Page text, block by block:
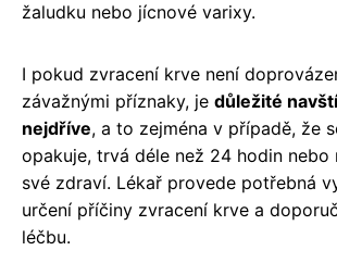
žaludku nebo jícnové varixy.
I pokud zvracení krve není
závažnými příznaky, je důležité
nejdříve, a to zejména v případě, že
opakuje, trvá déle než 24 hodin nebo
své zdraví. Lékař provede potřebná
určení příčiny zvracení krve a
léčbu.